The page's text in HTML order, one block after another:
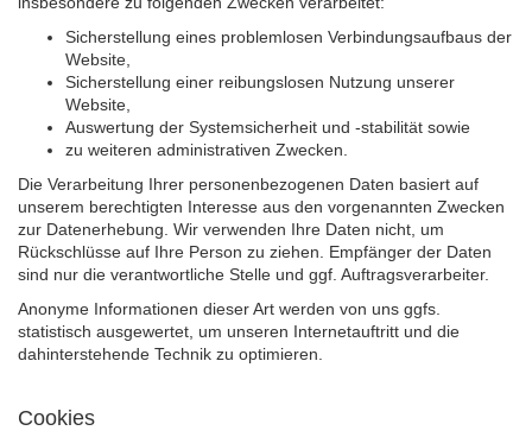
Sicherstellung eines problemlosen Verbindungsaufbaus der
Website,
Sicherstellung einer reibungslosen Nutzung unserer
Website,
Auswertung der Systemsicherheit und -stabilität sowie
zu weiteren administrativen Zwecken.
Die Verarbeitung Ihrer personenbezogenen Daten basiert auf
unserem berechtigten Interesse aus den vorgenannten Zwecken
zur Datenerhebung. Wir verwenden Ihre Daten nicht, um
Rückschlüsse auf Ihre Person zu ziehen. Empfänger der Daten
sind nur die verantwortliche Stelle und ggf. Auftragsverarbeiter.
Anonyme Informationen dieser Art werden von uns ggfs.
statistisch ausgewertet, um unseren Internetauftritt und die
dahinterstehende Technik zu optimieren.
Cookies